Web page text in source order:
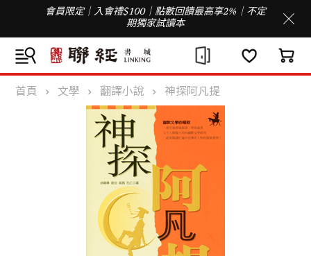
會員限定｜入會禮$100｜點數回饋最高享2%｜不定
期獨家試讀本
首頁 文學 翻譯小說 神探阿凡提